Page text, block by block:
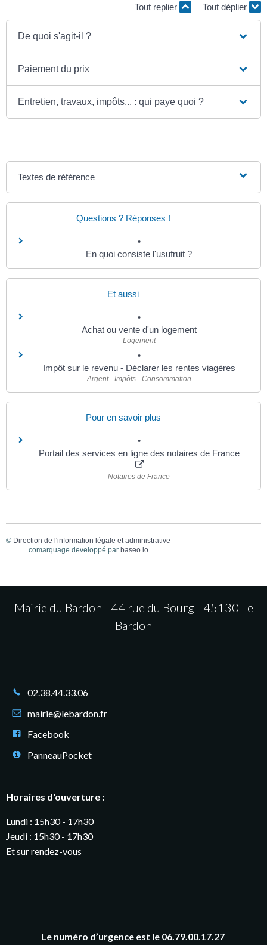
Tout replier Tout déplier
De quoi s'agit-il ?
Paiement du prix
Entretien, travaux, impôts... : qui paye quoi ?
Textes de référence
Questions ? Réponses !
En quoi consiste l'usufruit ?
Et aussi
Achat ou vente d'un logement
Logement
Impôt sur le revenu - Déclarer les rentes viagères
Argent - Impôts - Consommation
Pour en savoir plus
Portail des services en ligne des notaires de France
Notaires de France
© Direction de l'information légale et administrative
comarquage developpé par baseo.io
Mairie du Bardon - 44 rue du Bourg - 45130 Le
Bardon
02.38.44.33.06
mairie@lebardon.fr
Facebook
PanneauPocket
Horaires d'ouverture :
Lundi : 15h30 - 17h30
Jeudi : 15h30 - 17h30
Et sur rendez-vous
Le numéro d’urgence est le 06.79.00.17.27